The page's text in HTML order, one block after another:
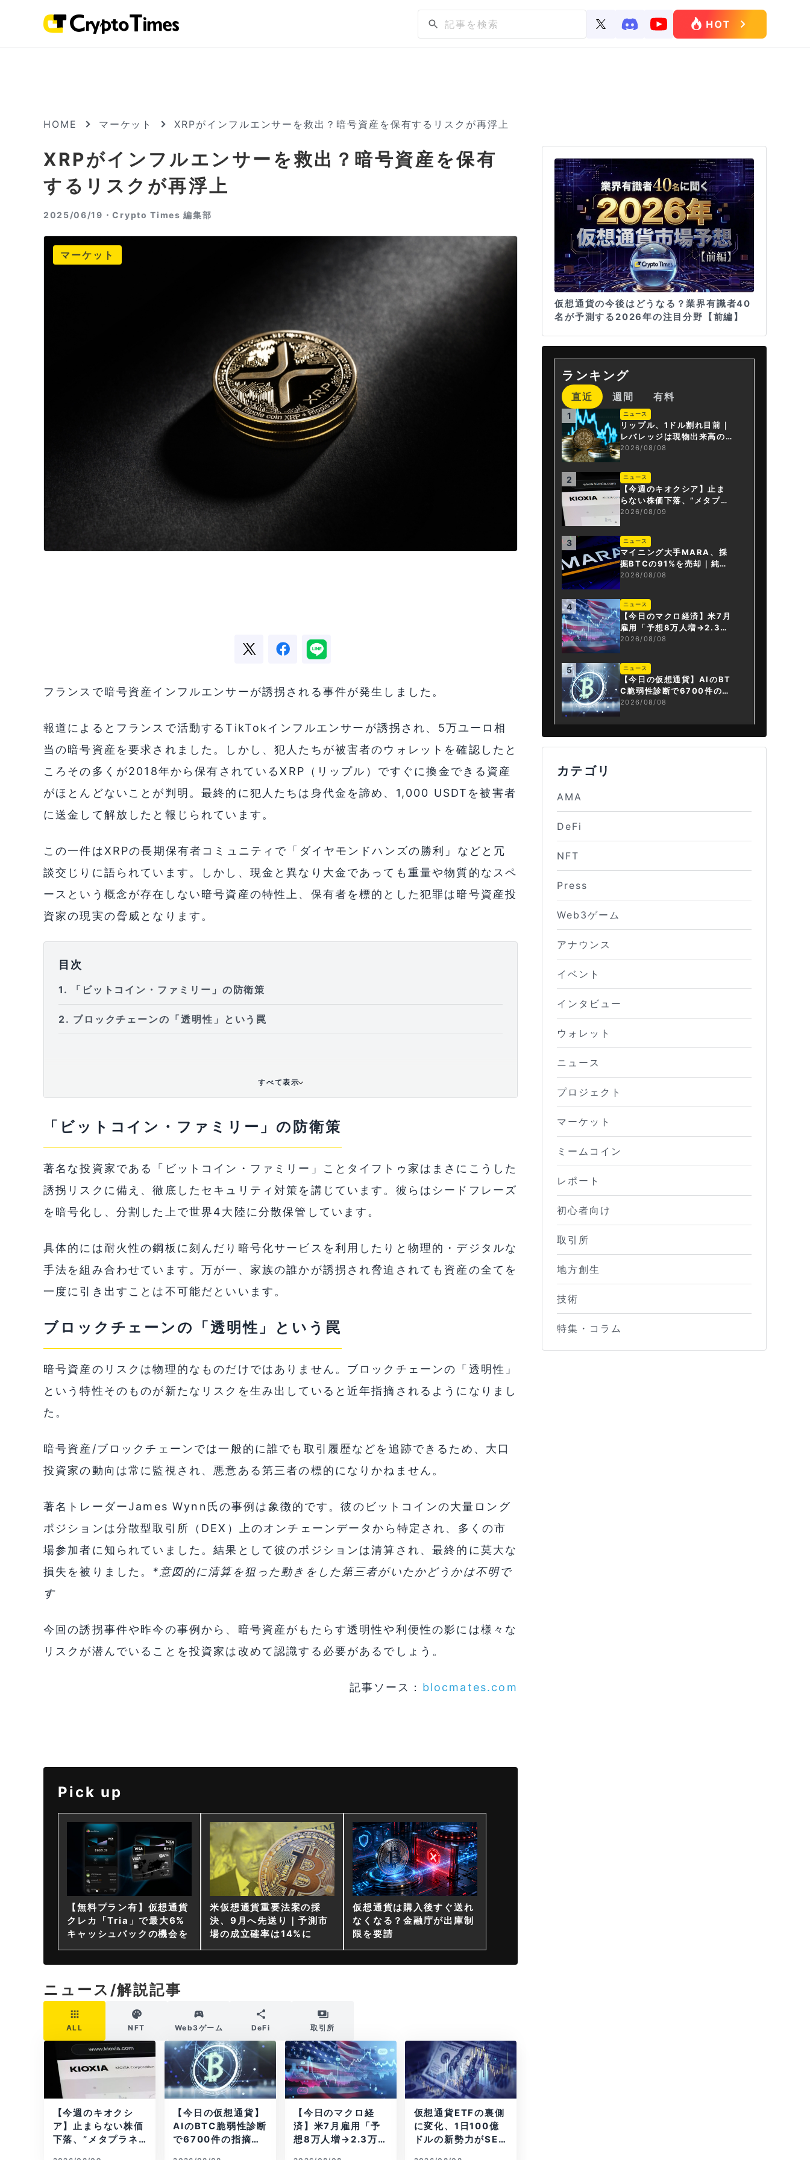
HOME マーケット XRPがインフルエンサーを救出？暗号資産を保有するリスクが再浮上
XRPがインフルエンサーを救出？暗号資産を保有
するリスクが再浮上
2025/06/19・Crypto Times 編集部
マーケット
フランスで暗号資産インフルエンサーが誘拐される事件が発生しました。
報道によるとフランスで活動するTikTokインフルエンサーが誘拐され、5万ユーロ相
当の暗号資産を要求されました。しかし、犯人たちが被害者のウォレットを確認したと
ころその多くが2018年から保有されているXRP（リップル）ですぐに換金できる資産
がほとんどないことが判明。最終的に犯人たちは身代金を諦め、1,000 USDTを被害者
に送金して解放したと報じられています。
この一件はXRPの長期保有者コミュニティで「ダイヤモンドハンズの勝利」などと冗
談交じりに語られています。しかし、現金と異なり大金であっても重量や物質的なスペ
ースという概念が存在しない暗号資産の特性上、保有者を標的とした犯罪は暗号資産投
資家の現実の脅威となります。
目次
1 「ビットコイン・ファミリー」の防衛策
2 ブロックチェーンの「透明性」という罠
すべて表示
「ビットコイン・ファミリー」の防衛策
著名な投資家である「ビットコイン・ファミリー」ことタイフトゥ家はまさにこうした
誘拐リスクに備え、徹底したセキュリティ対策を講じています。彼らはシードフレーズ
を暗号化し、分割した上で世界4大陸に分散保管しています。
具体的には耐火性の鋼板に刻んだり暗号化サービスを利用したりと物理的・デジタルな
手法を組み合わせています。万が一、家族の誰かが誘拐され脅迫されても資産の全てを
一度に引き出すことは不可能だといいます。
ブロックチェーンの「透明性」という罠
暗号資産のリスクは物理的なものだけではありません。ブロックチェーンの「透明性」
という特性そのものが新たなリスクを生み出していると近年指摘されるようになりまし
た。
暗号資産/ブロックチェーンでは一般的に誰でも取引履歴などを追跡できるため、大口
投資家の動向は常に監視され、悪意ある第三者の標的になりかねません。
著名トレーダーJames Wynn氏の事例は象徴的です。彼のビットコインの大量ロング
ポジションは分散型取引所（DEX）上のオンチェーンデータから特定され、多くの市
場参加者に知られていました。結果として彼のポジションは清算され、最終的に莫大な
損失を被りました。 *意図的に清算を狙った動きをした第三者がいたかどうかは不明で
す
今回の誘拐事件や昨今の事例から、暗号資産がもたらす透明性や利便性の影には様々な
リスクが潜んでいることを投資家は改めて認識する必要があるでしょう。
記事ソース： blocmates.com
Pick up
【無料プラン有】仮想通貨
クレカ「Tria」で最大6%
キャッシュバックの機会を
米仮想通貨重要法案の採
決、9月へ先送り｜予測市
場の成立確率は14%に
仮想通貨は購入後すぐ送れ
なくなる？金融庁が出庫制
限を要請
ニュース/解説記事
ALL NFT Web3ゲーム DeFi 取引所
【今週のキオクシ
ア】止まらない株価
下落、”メタプラネ
【今日の仮想通貨】
AIのBTC脆弱性診断
で6700件の指摘。
【今日のマクロ経
済】米7月雇用「予
想8万人増→2.3万
仮想通貨ETFの裏側
に変化、1日100億
ドルの新勢力がSEC
仮想通貨の今後はどうなる？業界有識者40
名が予測する2026年の注目分野【前編】
ランキング
直近 週間 有料
1 ニュース
リップル、1ドル割れ目前｜
レバレッジは現物出来高の6
倍超
2026/08/08
2 ニュース
【今週のキオクシア】止ま
らない株価下落、”メタプラ
ネット化”の指摘は本当？
2026/08/09
3 ニュース
マイニング大手MARA、採
掘BTCの91%を売却｜純損
失6億ドル
2026/08/08
4 ニュース
【今日のマクロ経済】米7月
雇用「予想8万人増→2.3万
人減」で利上げ観測後退
2026/08/08
5 ニュース
【今日の仮想通貨】AIのBT
C脆弱性診断で6700件の指
摘。赤字マイニング企業はA
Iに賭ける
2026/08/08
カテゴリ
AMA
DeFi
NFT
Press
Web3ゲーム
アナウンス
イベント
インタビュー
ウォレット
ニュース
プロジェクト
マーケット
ミームコイン
レポート
初心者向け
取引所
地方創生
技術
特集・コラム